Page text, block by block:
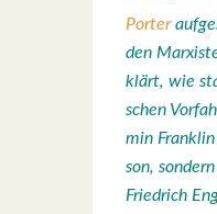
Por­ter
den
klärt, wie
schen
min
son,
Fried­rich